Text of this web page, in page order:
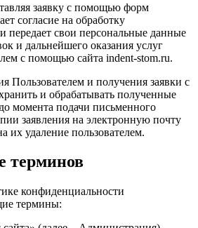
заявку с помощью форм
согласие на обработку
передает свои персональные данные
и дальнейшего оказания услуг
с помощью сайта indent-stom.ru.
Пользователем и получения заявки с
и обрабатывать полученные
момента подачи письменного
заявления на электронную почту
их удаление пользователем.
терминов
конфиденциальности
термины: